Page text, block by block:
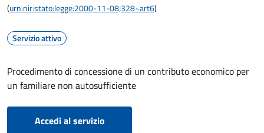
(urn:nir:stato:legge:2000-11-08;328~art6)
Servizio attivo
Procedimento di concessione di un contributo economico per
un familiare non autosufficiente
Accedi al servizio